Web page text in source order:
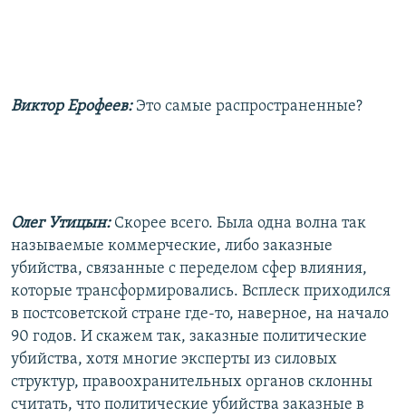
Виктор Ерофеев: Это самые распространенные?
Олег Утицын: Скорее всего. Была одна волна так
называемые коммерческие, либо заказные
убийства, связанные с переделом сфер влияния,
которые трансформировались. Всплеск приходился
в постсоветской стране где-то, наверное, на начало
90 годов. И скажем так, заказные политические
убийства, хотя многие эксперты из силовых
структур, правоохранительных органов склонны
считать, что политические убийства заказные в